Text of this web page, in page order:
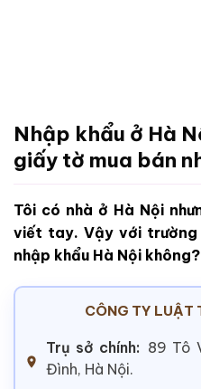
Nhập khẩu ở Hà
giấy tờ mua bán
Tôi có nhà ở Hà Nội
viết tay. Vậy với
nhập khẩu Hà Nội
CÔNG TY LUẬT
Trụ sở chính: 89 Tô
Đình, Hà Nội.